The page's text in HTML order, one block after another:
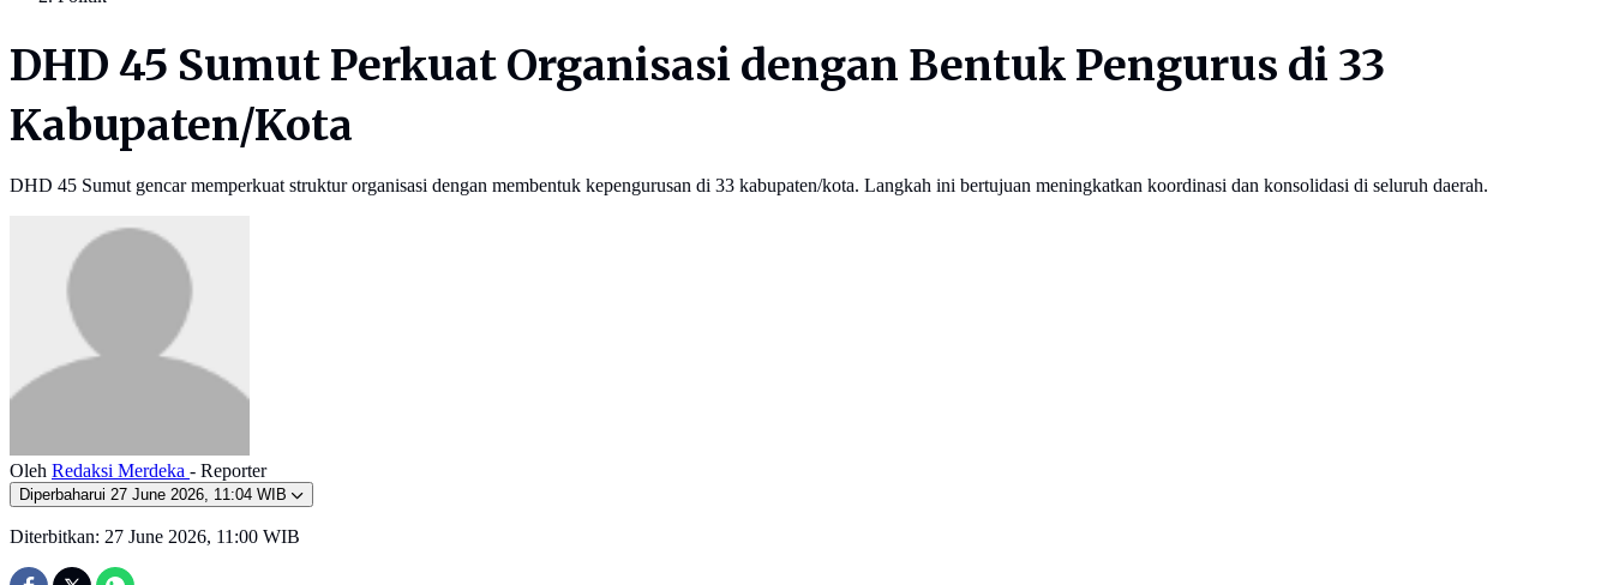
DHD 45 Sumut Perkuat Organisasi dengan Bentuk Pengurus di 33
Kabupaten/Kota
DHD 45 Sumut gencar memperkuat struktur organisasi dengan membentuk kepengurusan di 33 kabupaten/kota. Langkah ini bertujuan meningkatkan koordinasi dan konsolidasi di seluruh daerah.
Oleh Redaksi Merdeka - Reporter
Diperbaharui 27 June 2026, 11:04 WIB
Diterbitkan: 27 June 2026, 11:00 WIB